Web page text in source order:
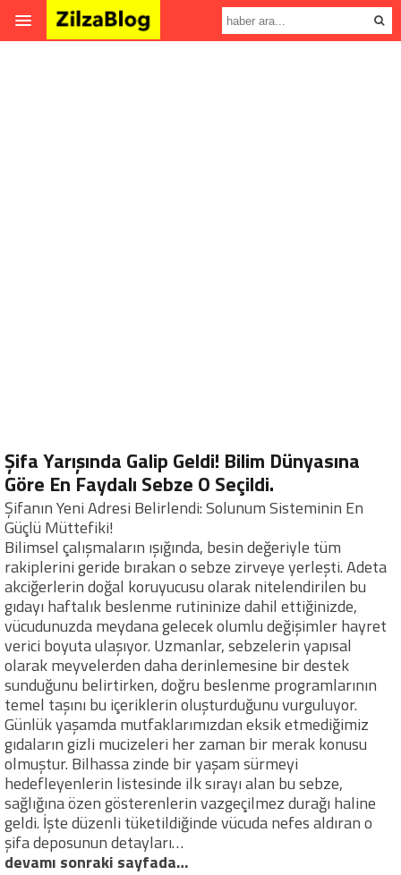
Şifa Yarışında Galip Geldi! Bilim Dünyasına
Göre En Faydalı Sebze O Seçildi.
Şifanın Yeni Adresi Belirlendi: Solunum Sisteminin En
Güçlü Müttefiki!
Bilimsel çalışmaların ışığında, besin değeriyle tüm
rakiplerini geride bırakan o sebze zirveye yerleşti. Adeta
akciğerlerin doğal koruyucusu olarak nitelendirilen bu
gıdayı haftalık beslenme rutininize dahil ettiğinizde,
vücudunuzda meydana gelecek olumlu değişimler hayret
verici boyuta ulaşıyor. Uzmanlar, sebzelerin yapısal
olarak meyvelerden daha derinlemesine bir destek
sunduğunu belirtirken, doğru beslenme programlarının
temel taşını bu içeriklerin oluşturduğunu vurguluyor.
Günlük yaşamda mutfaklarımızdan eksik etmediğimiz
gıdaların gizli mucizeleri her zaman bir merak konusu
olmuştur. Bilhassa zinde bir yaşam sürmeyi
hedefleyenlerin listesinde ilk sırayı alan bu sebze,
sağlığına özen gösterenlerin vazgeçilmez durağı haline
geldi. İşte düzenli tüketildiğinde vücuda nefes aldıran o
şifa deposunun detayları…
devamı sonraki sayfada…